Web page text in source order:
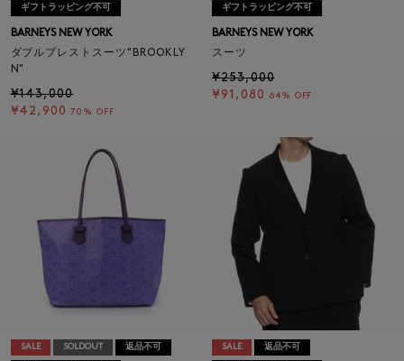
ギフトラッピング不可
BARNEYS NEW YORK
ダブルブレストスーツ"BROOKLY
N"
¥143,000
¥42,900 70% OFF
ギフトラッピング不可
BARNEYS NEW YORK
スーツ
¥253,000
¥91,080
64% OFF
SALE SOLDOUT 返品不可 SALE 返品不可